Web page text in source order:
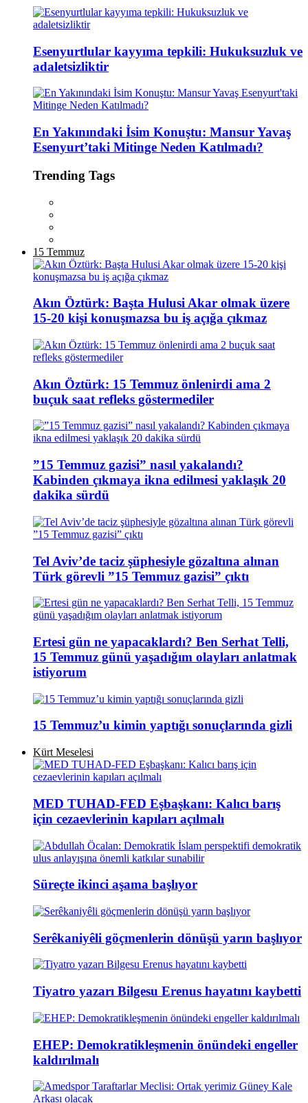
Esenyurtlular kayyıma tepkili: Hukuksuzluk ve
adaletsizliktir
En Yakınındaki İsim Konuştu: Mansur Yavaş
Esenyurt’taki Mitinge Neden Katılmadı?
Trending Tags
15 Temmuz
Akın Öztürk: Başta Hulusi Akar olmak üzere
15-20 kişi konuşmazsa bu iş açığa çıkmaz
Akın Öztürk: 15 Temmuz önlenirdi ama 2
buçuk saat refleks göstermediler
”15 Temmuz gazisi” nasıl yakalandı?
Kabinden çıkmaya ikna edilmesi yaklaşık 20
dakika sürdü
Tel Aviv’de taciz şüphesiyle gözaltına alınan
Türk görevli ”15 Temmuz gazisi” çıktı
Ertesi gün ne yapacaklardı? Ben Serhat Telli,
15 Temmuz günü yaşadığım olayları anlatmak
istiyorum
15 Temmuz’u kimin yaptığı sonuçlarında gizli
Kürt Meselesi
MED TUHAD-FED Eşbaşkanı: Kalıcı barış
için cezaevlerinin kapıları açılmalı
Süreçte ikinci aşama başlıyor
Serêkaniyêli göçmenlerin dönüşü yarın başlıyor
Tiyatro yazarı Bilgesu Erenus hayatını kaybetti
EHEP: Demokratikleşmenin önündeki engeller
kaldırılmalı